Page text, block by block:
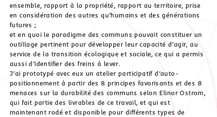
ensemble, rapport à la propriété, rapport au territoire, prise
en considération des autres qu’humains et des générations
futures ;
et en quoi le paradigme des communs pouvait constituer un
outillage pertinent pour développer leur capacité d’agir, au
service de la transition écologique et sociale, ce qui a permis
aussi d’identifier des freins à lever.
J’ai prototypé avec eux un atelier participatif d’auto-
positionnement à partir des 8 principes favorisants et des 8
menaces sur la durabilité des communs selon Elinor Ostrom,
qui fait partie des livrables de ce travail, et qui est
maintenant rodé et disponible pour différents types de